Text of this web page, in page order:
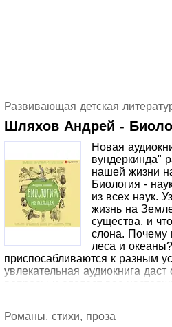
Развивающая детская
Шляхов Андрей -
Новая
вундеркинда"
нашей жизни
Биология -
из всех наук.
жизнь на
существа, и
слона. Почему
леса и
приспосабливаются к разным
увлекательная аудиокнига
Романы, стихи, проза